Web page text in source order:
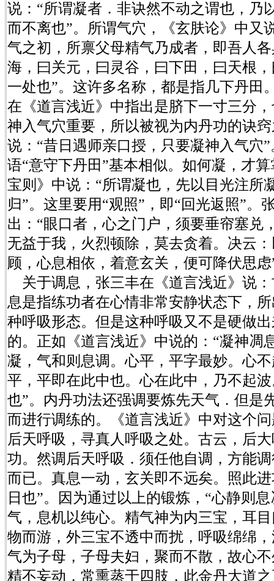
说：“所谓凝者．非诀然不动之谓也，乃
而不离也”。所谓气穴，《玄肤论》中又
气之初，所禀父母精气乃成者，即吾人
海，曰关元，曰灵谷，曰下田，曰天根
一处也”。这许多名称，都是指几下丹田
在《道言浅近》中指出是脐下一寸三分
神入气穴重要，所以被视为内丹功的诀
说：“昔日遇师亲口授，只要凝神入气穴
语“意守下丹田”基本相似。如何凝，才
宝则》中说：“所谓凝也，先以目光注所
归”。这里要用“观照”，即“回光返照”。
出：“眼口者，心之门户，须要垂帘塞兑
无益于我，火烈顿除，莫去贪着。决云
顾，心息相依，着意玄关，便可降伏思虑
关于调息，张三丰在《道言浅近》说
息是指练功者在心情非常安静状态下，
种呼吸形态。但是这种呼吸又不是硬做
的。正如《道言浅近》中说的：“凝神凋
凝，气和则息调。心平，平字最妙。心
平，平即在此中也。心在此中，乃不起
也”。内丹功法还强调要炼先天气．但是
而进行调练的。《道言浅近》中对这个
后天呼吸，寻真人呼吸之处。古云，后
功。然调后天呼吸．须任他自调，方能
而已。真息一动，玄关即不远矣。照此
日也”。因为通过以上的锻炼，“心静则
气，息机以纯心。精气神为内三宝，耳
物而游，外三宝不透中而扰，呼吸绵绵
气为子母，子母夫妇，聚而不散，故心
精不妄动，常熏蒸于四肢，此金丹大道